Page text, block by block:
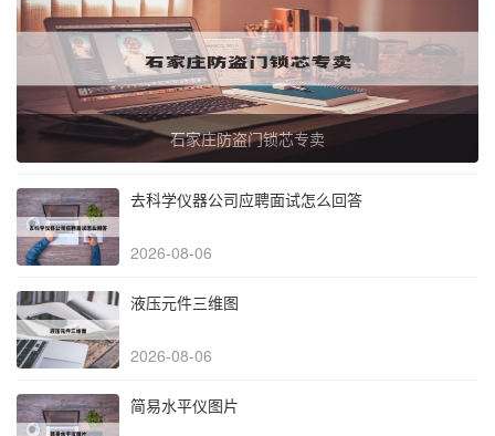
石家庄防盗门锁芯专卖
去科学仪器公司应聘面试怎么回答
2026-08-06
液压元件三维图
2026-08-06
简易水平仪图片